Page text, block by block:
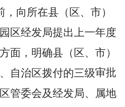
，向所在县（区、市）
区经发局提出上一年度
面， 明确县（区、市）
自治区拨付的三级审批
管委会及经发局、属地